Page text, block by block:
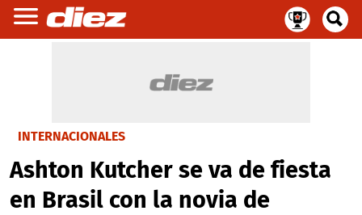
INTERNACIONALES
Ashton Kutcher se va de fiesta
en Brasil con la novia de